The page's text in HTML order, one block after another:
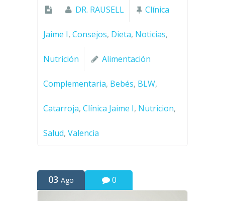
DR. RAUSELL Clínica
Jaime I, Consejos, Dieta, Noticias,
Nutrición Alimentación
Complementaria, Bebés, BLW,
Catarroja, Clínica Jaime I, Nutricion,
Salud, Valencia
03 Ago 0